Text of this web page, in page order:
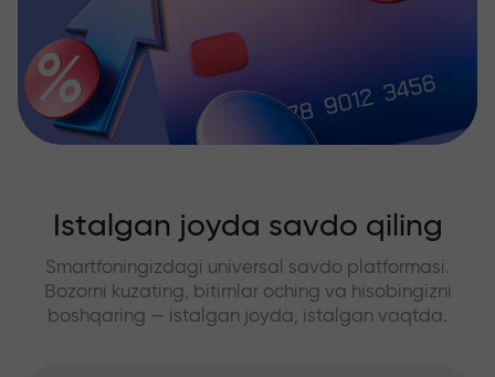
Istalgan joyda savdo qiling
Smartfoningizdagi universal savdo platformasi.
Bozorni kuzating, bitimlar oching va hisobingizni
boshqaring — istalgan joyda, istalgan vaqtda.